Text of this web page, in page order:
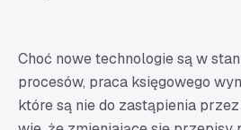
Choć nowe technologie są w
procesów, praca księgowego
które są nie do zastąpienia